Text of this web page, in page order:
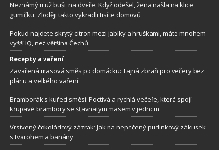
Neznámý muž bušil na dveře. Když odešel, žena našla na klice
gumičku. Zloději takto vykradli tisíce domovů
Pokud najdete skrytý citron mezi jablky a hruškami, máte mnohem
vyšší IQ, než většina Čechů
Recepty a vaření
Zavařená masová směs po domácku: Tajná zbraň pro večery bez
plánu a velkého vaření
Bramborák s kuřecí směsí: Poctivá a rychlá večeře, která spojí
křupavé brambory se šťavnatým masem v jednom
Vrstvený čokoládový zázrak: Jak na nepečený pudinkový zákusek
s tvarohem a banány